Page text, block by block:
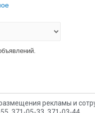
рекламы и